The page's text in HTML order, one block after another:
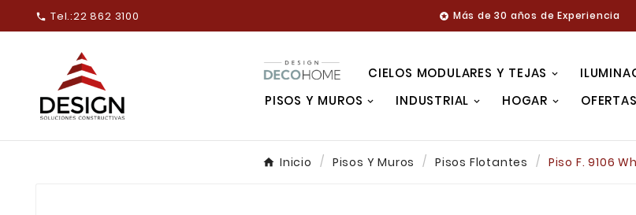
 Tel.:22 862 3100  Más de 30 años de Experiencia
CIELOS MODULARES Y TEJAS
PISOS Y MUROS
INDUSTRIAL HOGAR OFERTAS
Inicio Pisos Y Muros Pisos Flotantes Piso F. 9106